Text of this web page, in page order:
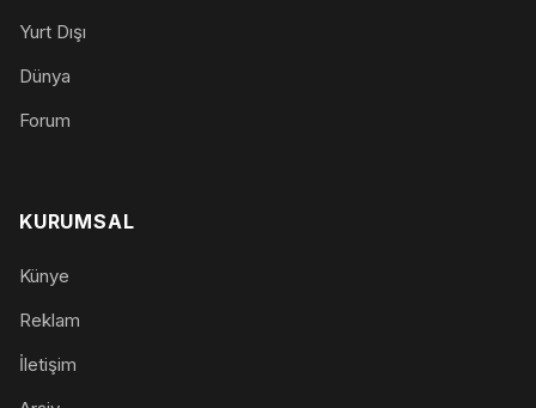
Yurt Dışı
Dünya
Forum
KURUMSAL
Künye
Reklam
İletişim